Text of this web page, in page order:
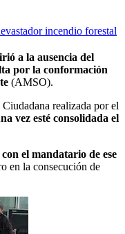
incendio forestal
a la ausencia del
por la conformación
(AMSO).
realizada por el
vez esté consolidada el
el mandatario de ese
en la consecución de